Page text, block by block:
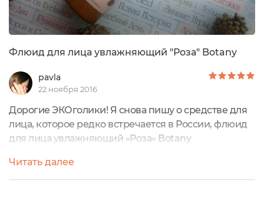
Флюид для лица увлажняющий "Роза" Botany
pavla
22 ноября 2016
Дорогие ЭКОголики! Я снова пишу о средстве для
лица, которое редко встречается в России, флюид
для лица увлажняющий «Роза» Botany
магазине продукцию этой австралийской марки,
обратите на нее внимание. Бренд гораздо чаще
Читать далее